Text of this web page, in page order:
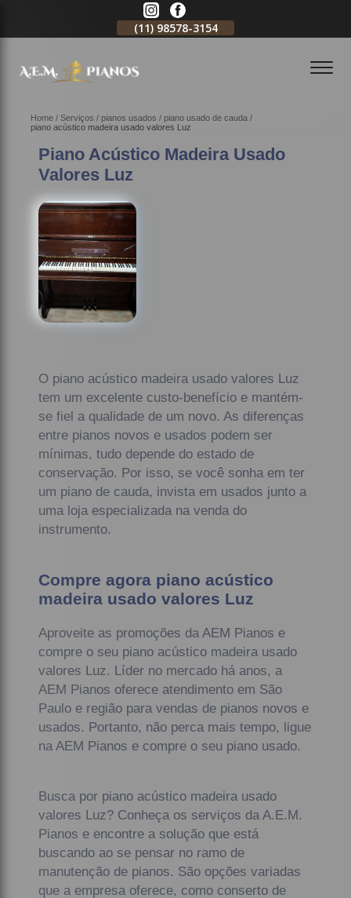
(11) 98578-3154
Home Serviços pianos usados
piano usado de cauda
piano acústico madeira usado valores Luz
Piano Acústico Madeira Usado
Valores Luz
O piano acústico madeira usado valores Luz
tem um excelente custo-benefício e mantém-
se fiel a qualidade de um novo. As diferenças
entre pianos novos e usados podem ser
mínimas, tudo depende do estado de
conservação. Por isso, se você sonha em ter
um piano de cauda, invista em usados junto a
uma loja especializada na venda do
instrumento.
Compre agora piano acústico
madeira usado valores Luz
Aproveite as promoções da AEM Pianos e
compre o seu piano acústico madeira usado
valores Luz. Líder no mercado há anos, a
AEM Pianos oferece atendimento em São
Paulo e região para vendas de pianos novos e
usados. Portanto, não perca mais tempo, ligue
na AEM Pianos e compre o seu piano usado.
Busca por piano acústico madeira usado
valores Luz? Conheça os serviços da A.E.M.
Pianos e encontre a solução que está
buscando ao se pensar no ramo de
manutenção de pianos. São opções variadas
que a empresa oferece, como conserto de